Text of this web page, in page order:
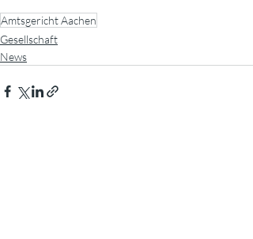
Amtsgericht Aachen
Gesellschaft
News